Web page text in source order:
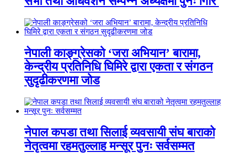
नेपाली काङ्ग्रेसको ‘जरा अभियान’ बारामा,
केन्द्रीय प्रतिनिधि घिमिरे द्वारा एकता र संगठन
सुदृढीकरणमा जोड
नेपाल कपडा तथा सिलाई व्यवसायी संघ बाराको
नेतृत्वमा रहमतुल्लाह मन्सूर पुनः सर्वसम्मत